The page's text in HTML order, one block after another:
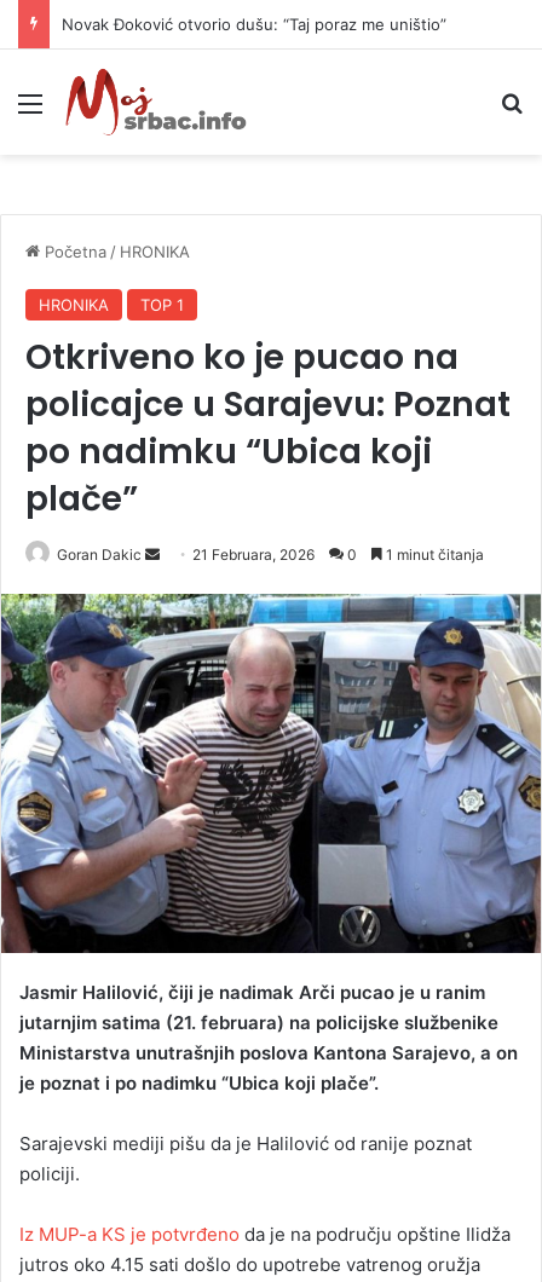
Novak Đoković otvorio dušu: “Taj poraz me uništio”
Meni
Početna / HRONIKA
HRONIKA TOP 1
Otkriveno ko je pucao na
policajce u Sarajevu: Poznat
po nadimku “Ubica koji
plače”
Goran Dakic
n
d
a
e
m
a
i
l
21 Februara, 2026 0 1 minut čitanja
Jasmir Halilović, čiji je nadimak Arči pucao je u ranim
jutarnjim satima (21. februara) na policijske službenike
Ministarstva unutrašnjih poslova Kantona Sarajevo, a on
je poznat i po nadimku “Ubica koji plače”.
Sarajevski mediji pišu da je Halilović od ranije poznat
policiji.
Iz MUP-a KS je potvrđeno da je na području opštine Ilidža
jutros oko 4.15 sati došlo do upotrebe vatrenog oružja